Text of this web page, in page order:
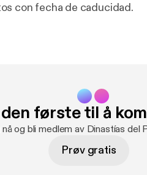
con fecha de caducidad.
første til å
og bli medlem av Dinastías del
Prøv gratis